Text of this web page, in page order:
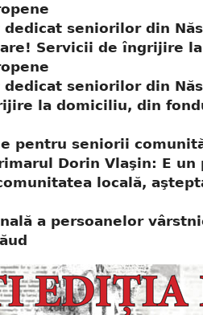
seniorilor din
Servicii de îngrijire
dedicat seniorilor din
la domiciliu, din
pentru seniorii
Dorin Vlaşin: E un
locală,
a persoanelor